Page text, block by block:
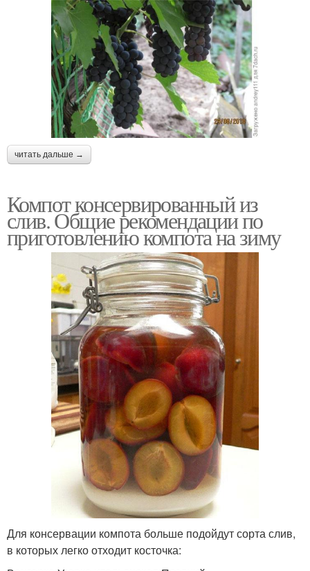
читать дальше →
Компот консервированный из
слив. Общие рекомендации по
приготовлению компота на зиму
Для консервации компота больше подойдут сорта слив,
в которых легко отходит косточка: